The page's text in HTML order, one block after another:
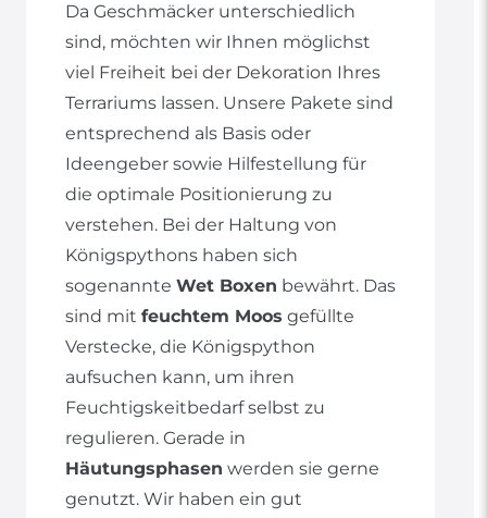
Da Geschmäcker unterschiedlich
sind, möchten wir Ihnen möglichst
viel Freiheit bei der Dekoration Ihres
Terrariums lassen. Unsere Pakete sind
entsprechend als Basis oder
Ideengeber sowie Hilfestellung für
die optimale Positionierung zu
verstehen. Bei der Haltung von
Königspythons haben sich
sogenannte Wet Boxen bewährt. Das
sind mit feuchtem Moos gefüllte
Verstecke, die Königspython
aufsuchen kann, um ihren
Feuchtigskeitbedarf selbst zu
regulieren. Gerade in
Häutungsphasen werden sie gerne
genutzt. Wir haben ein gut